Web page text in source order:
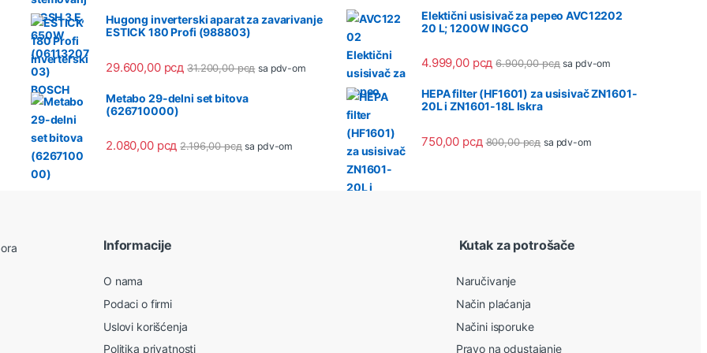
Hugong inverterski aparat za zavarivanje
ESTICK 180 Profi (988803)
29.600,00 рсд 31.200,00рсд sa pdv-om
Metabo 29-delni set bitova
(626710000)
2.080,00 рсд 2.196,00рсд sa pdv-om
Elektični usisivač za pepeo AVC12202
20 L; 1200W INGCO
4.999,00 рсд 6.900,00рсд sa pdv-om
HEPA filter (HF1601) za usisivač ZN1601-
20L i ZN1601-18L Iskra
750,00 рсд 800,00рсд sa pdv-om
Informacije
O nama
Podaci o firmi
Uslovi korišćenja
Politika privatnosti
Kutak za potrošače
Naručivanje
Način plaćanja
Načini isporuke
Pravo na odustajanje